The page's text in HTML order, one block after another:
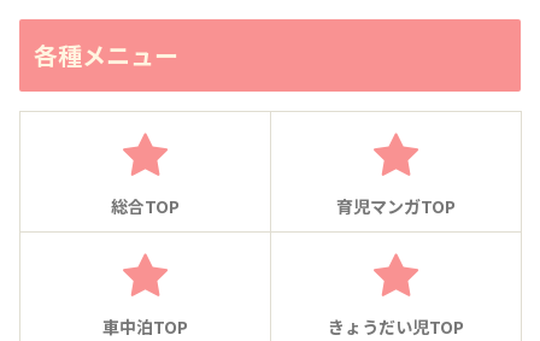
各種メニュー
総合TOP 育児マンガTOP
車中泊TOP きょうだい児TOP